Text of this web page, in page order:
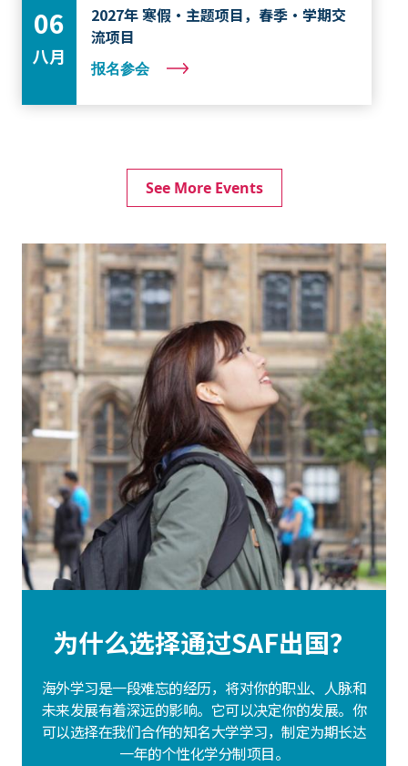
06
八月
2027年 寒假·主题项目，春季·学期交
流项目
报名参会
See More Events
为什么选择通过SAF出国？
海外学习是一段难忘的经历，将对你的职业、人脉和
未来发展有着深远的影响。它可以决定你的发展。你
可以选择在我们合作的知名大学学习，制定为期长达
一年的个性化学分制项目。